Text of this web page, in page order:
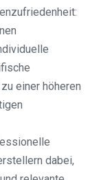
einer höheren
dabei,